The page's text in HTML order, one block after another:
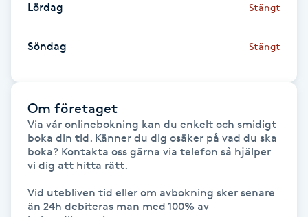
Fransfärgning
Fransförlängning
Fransförlängning Volym
Fransk manikyr
Fransrengöring
Lördag Stängt
Söndag Stängt
Om företaget
Via vår onlinebokning kan du enkelt och smidigt
boka din tid. Känner du dig osäker på vad du ska
boka? Kontakta oss gärna via telefon så hjälper
vi dig att hitta rätt.
Vid utebliven tid eller om avbokning sker senare
än 24h debiteras man med 100% av